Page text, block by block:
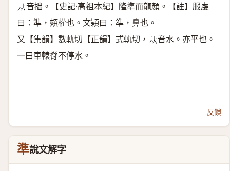
𠀤音拙。【史記·高祖本紀】隆準而龍顏。【註】服虔
曰：準，頰權也。文穎曰：準，鼻也。
又【集韻】數軌切【正韻】式軌切， 𠀤音水。亦平也。
一曰車轅脊不停水。
反饋
準說文解字